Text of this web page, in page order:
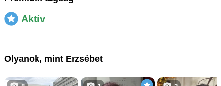
Aktív
Olyanok, mint Erzsébet